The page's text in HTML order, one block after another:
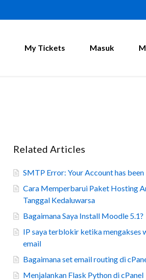
My Tickets Masuk
Related Articles
SMTP Error: Your Account has
Cara Memperbarui Paket Hosting
Tanggal Kedaluwarsa
Bagaimana Saya Install Moodle 5.1?
IP saya terblokir ketika mengakses
email
Bagaimana set email routing di
Menjalankan Flask Python di cPanel